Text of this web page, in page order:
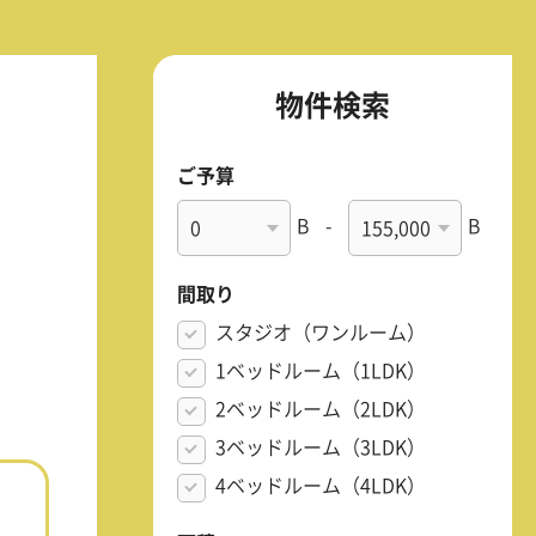
物件検索
ご予算
B - B
間取り
スタジオ（ワンルーム）
1ベッドルーム（1LDK）
2ベッドルーム（2LDK）
3ベッドルーム（3LDK）
4ベッドルーム（4LDK）